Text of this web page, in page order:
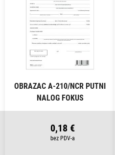
OBRAZAC A-210/NCR PUTNI
NALOG FOKUS
0,18 €